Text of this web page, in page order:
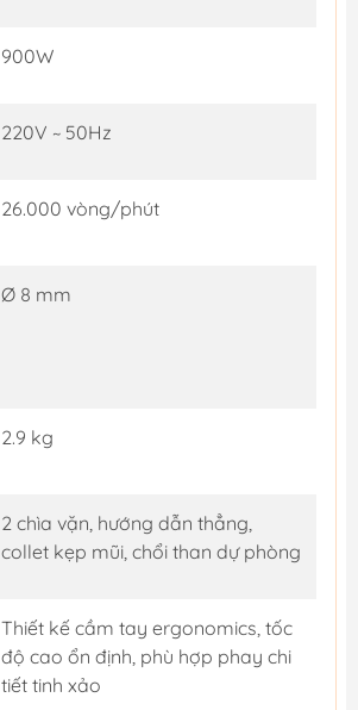
900W
220V ~ 50Hz
26.000 vòng/phút
Ø 8 mm
2.9 kg
2 chìa vặn, hướng dẫn thẳng,
collet kẹp mũi, chổi than dự phòng
Thiết kế cầm tay ergonomics, tốc
độ cao ổn định, phù hợp phay chi
tiết tinh xảo